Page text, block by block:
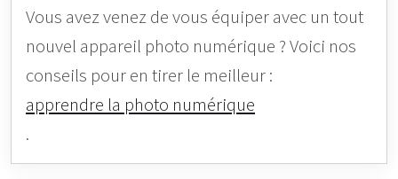
Vous avez venez de vous équiper avec un tout
nouvel appareil photo numérique ? Voici nos
conseils pour en tirer le meilleur :
apprendre la photo numérique
.